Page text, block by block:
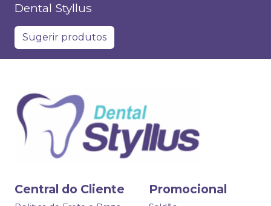
Dental Styllus
Sugerir produtos
Central do Cliente Promocional